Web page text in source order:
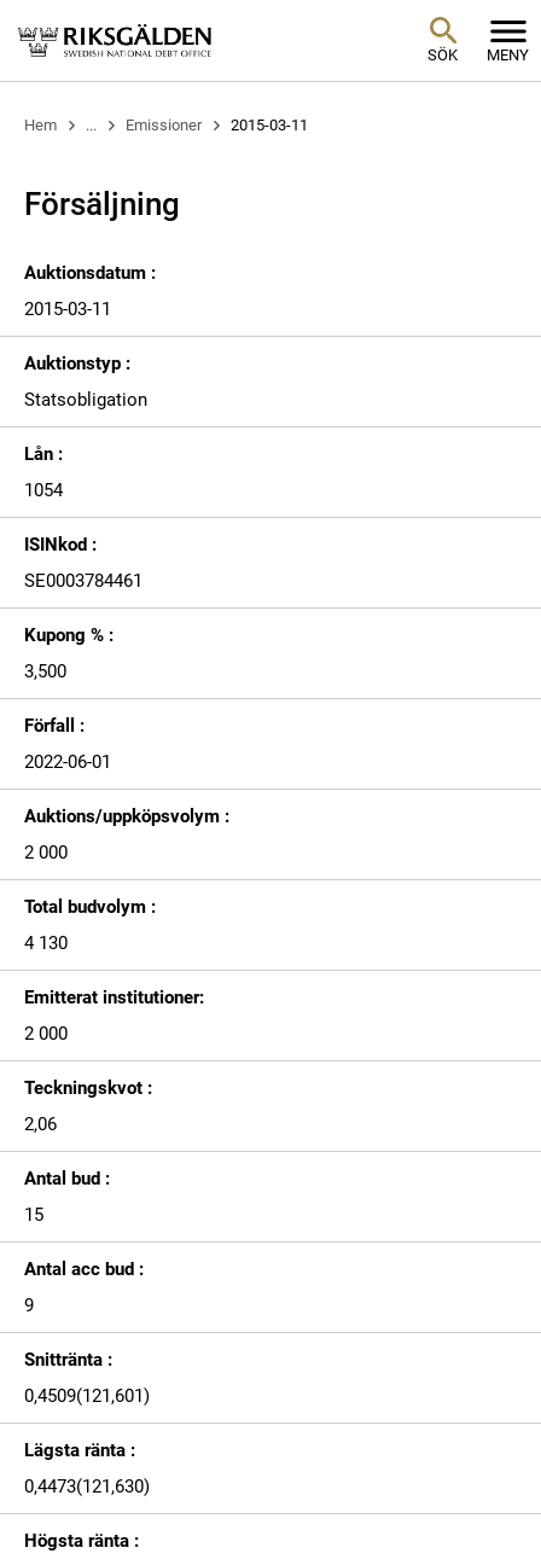
SÖK MENY
Hem ... Emissioner 2015-03-11
Försäljning
Auktionsdatum :
2015-03-11
Auktionstyp :
Statsobligation
Lån :
1054
ISINkod :
SE0003784461
Kupong % :
3,500
Förfall :
2022-06-01
Auktions/uppköpsvolym :
2 000
Total budvolym :
4 130
Emitterat institutioner:
2 000
Teckningskvot :
2,06
Antal bud :
15
Antal acc bud :
9
Snittränta :
0,4509(121,601)
Lägsta ränta :
0,4473(121,630)
Högsta ränta :